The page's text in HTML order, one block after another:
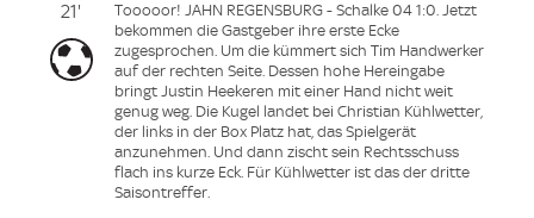
21'
Tooooor! JAHN REGENSBURG - Schalke 04 1:0. Jetzt
bekommen die Gastgeber ihre erste Ecke
zugesprochen. Um die kümmert sich Tim Handwerker
auf der rechten Seite. Dessen hohe Hereingabe
bringt Justin Heekeren mit einer Hand nicht weit
genug weg. Die Kugel landet bei Christian Kühlwetter,
der links in der Box Platz hat, das Spielgerät
anzunehmen. Und dann zischt sein Rechtsschuss
flach ins kurze Eck. Für Kühlwetter ist das der dritte
Saisontreffer.